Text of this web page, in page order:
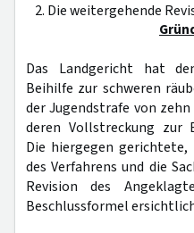
2. Die weitergehende
Das Landgericht hat
Beihilfe zur schweren
der Jugendstrafe von
deren Vollstreckung zur
Die hiergegen gerichtete,
des Verfahrens und die
Revision des
Beschlussformel